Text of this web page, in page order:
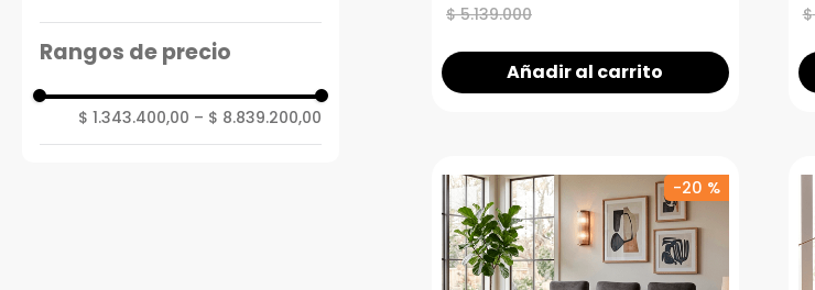
Rangos de precio
$ 1.343.400,00 – $ 8.839.200,00
$ 5.139.000
Añadir al carrito
$
-20 %